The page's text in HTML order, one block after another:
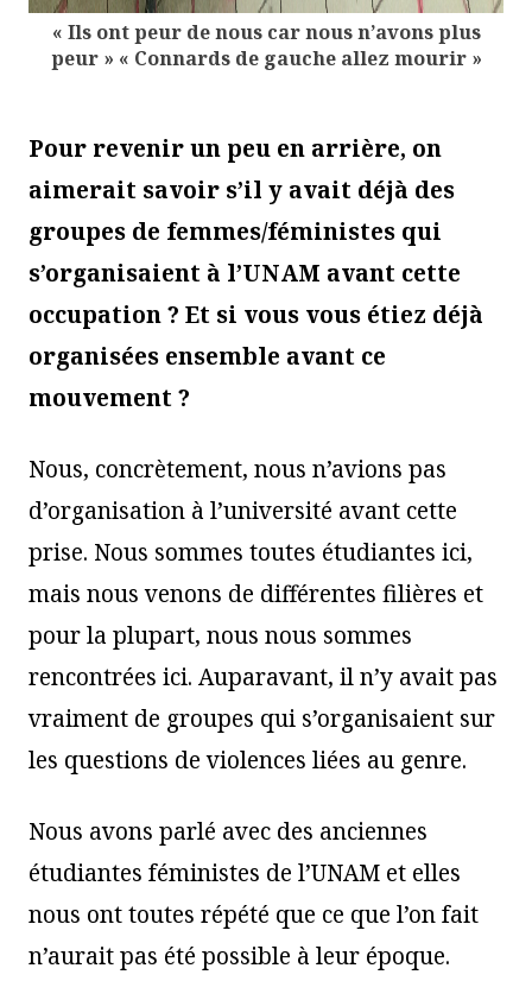
« Ils ont peur de nous car nous n’avons plus
peur » « Connards de gauche allez mourir »
Pour revenir un peu en arrière, on
aimerait savoir s’il y avait déjà des
groupes de femmes/féministes qui
s’organisaient à l’UNAM avant cette
occupation ? Et si vous vous étiez déjà
organisées ensemble avant ce
mouvement ?
Nous, concrètement, nous n’avions pas
d’organisation à l’université avant cette
prise. Nous sommes toutes étudiantes ici,
mais nous venons de différentes filières et
pour la plupart, nous nous sommes
rencontrées ici. Auparavant, il n’y avait pas
vraiment de groupes qui s’organisaient sur
les questions de violences liées au genre.
Nous avons parlé avec des anciennes
étudiantes féministes de l’UNAM et elles
nous ont toutes répété que ce que l’on fait
n’aurait pas été possible à leur époque.